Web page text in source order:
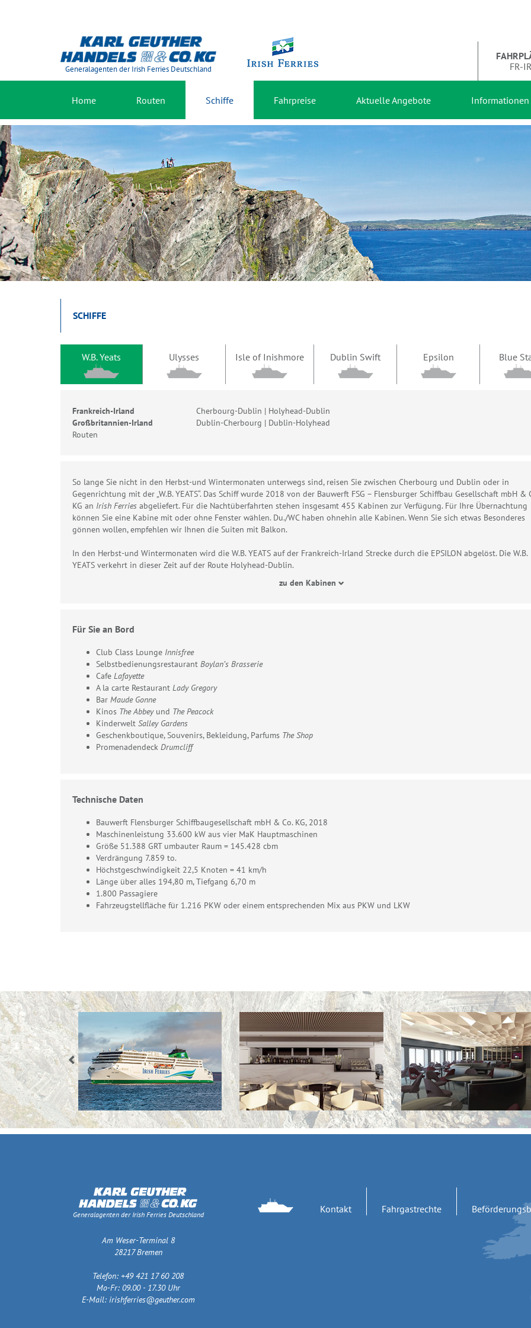
Generalagenten der Irish Ferries Deutschland
FR-
Home Routen Schiffe Fahrpreise Aktuelle Angebote Informationen
SCHIFFE
W.B. Yeats Ulysses Isle of Inishmore Dublin Swift Epsilon Blue
Frankreich-Irland
Großbritannien-Irland
Routen
Cherbourg-Dublin | Holyhead-Dublin
Dublin-Cherbourg | Dublin-Holyhead
So lange Sie nicht in den Herbst-und Wintermonaten unterwegs sind, reisen Sie zwischen Cherbourg und Dublin oder in
Gegenrichtung mit der „W.B. YEATS“. Das Schiff wurde 2018 von der Bauwerft FSG – Flensburger Schiffbau Gesellschaft mbH &
KG an Irish Ferries abgeliefert. Für die Nachtüberfahrten stehen insgesamt 455 Kabinen zur Verfügung. Für Ihre Übernachtung
können Sie eine Kabine mit oder ohne Fenster wählen. Du./WC haben ohnehin alle Kabinen. Wenn Sie sich etwas Besonderes
gönnen wollen, empfehlen wir Ihnen die Suiten mit Balkon.
In den Herbst-und Wintermonaten wird die W.B. YEATS auf der Frankreich-Irland Strecke durch die EPSILON abgelöst. Die W.B.
YEATS verkehrt in dieser Zeit auf der Route Holyhead-Dublin.
zu den Kabinen
Für Sie an Bord
Club Class Lounge Innisfree
Selbstbedienungsrestaurant Boylan’s Brasserie
Cafe Lafayette
A la carte Restaurant Lady Gregory
Bar Maude Gonne
Kinos The Abbeyund The Peacock
Kinderwelt Salley Gardens
Geschenkboutique, Souvenirs, Bekleidung, Parfums The Shop
Promenadendeck Drumcliff
Technische Daten
Bauwerft Flensburger Schiffbaugesellschaft mbH & Co. KG, 2018
Maschinenleistung 33.600 kW aus vier MaK Hauptmaschinen
Größe 51.388 GRT umbauter Raum = 145.428 cbm
Verdrängung 7.859 to.
Höchstgeschwindigkeit 22,5 Knoten = 41 km/h
Länge über alles 194,80 m, Tiefgang 6,70 m
1.800 Passagiere
Fahrzeugstellfläche für 1.216 PKW oder einem entsprechenden Mix aus PKW und LKW
Previous
Generalagenten der Irish Ferries Deutschland
Am Weser-Terminal 8
28217 Bremen
Telefon: +49 421 17 60 208
Mo-Fr: 09.00 - 17.30 Uhr
E-Mail: irishferries@geuther.com
Kontakt Fahrgastrechte